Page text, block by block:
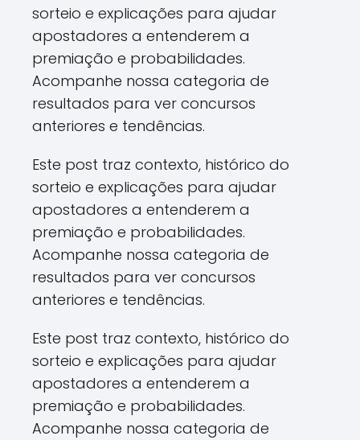
sorteio e explicações para ajudar
apostadores a entenderem a
premiação e probabilidades.
Acompanhe nossa categoria de
resultados para ver concursos
anteriores e tendências.
Este post traz contexto, histórico do
sorteio e explicações para ajudar
apostadores a entenderem a
premiação e probabilidades.
Acompanhe nossa categoria de
resultados para ver concursos
anteriores e tendências.
Este post traz contexto, histórico do
sorteio e explicações para ajudar
apostadores a entenderem a
premiação e probabilidades.
Acompanhe nossa categoria de